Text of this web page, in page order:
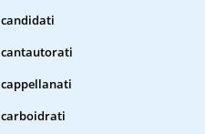
candidati
cantautorati
cappellanati
carboidrati